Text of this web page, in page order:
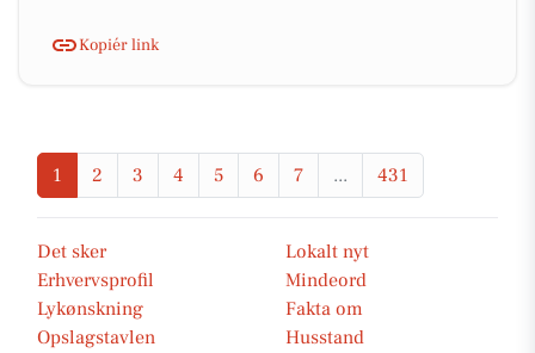
Kopiér link
1 2 3 4 5 6 7 ... 431
Det sker
Lokalt nyt
Erhvervsprofil
Mindeord
Lykønskning
Fakta om
Opslagstavlen
Husstand